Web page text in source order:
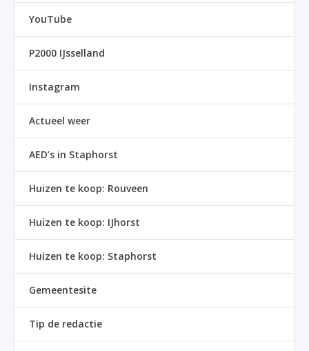
YouTube
P2000 IJsselland
Instagram
Actueel weer
AED’s in Staphorst
Huizen te koop: Rouveen
Huizen te koop: IJhorst
Huizen te koop: Staphorst
Gemeentesite
Tip de redactie